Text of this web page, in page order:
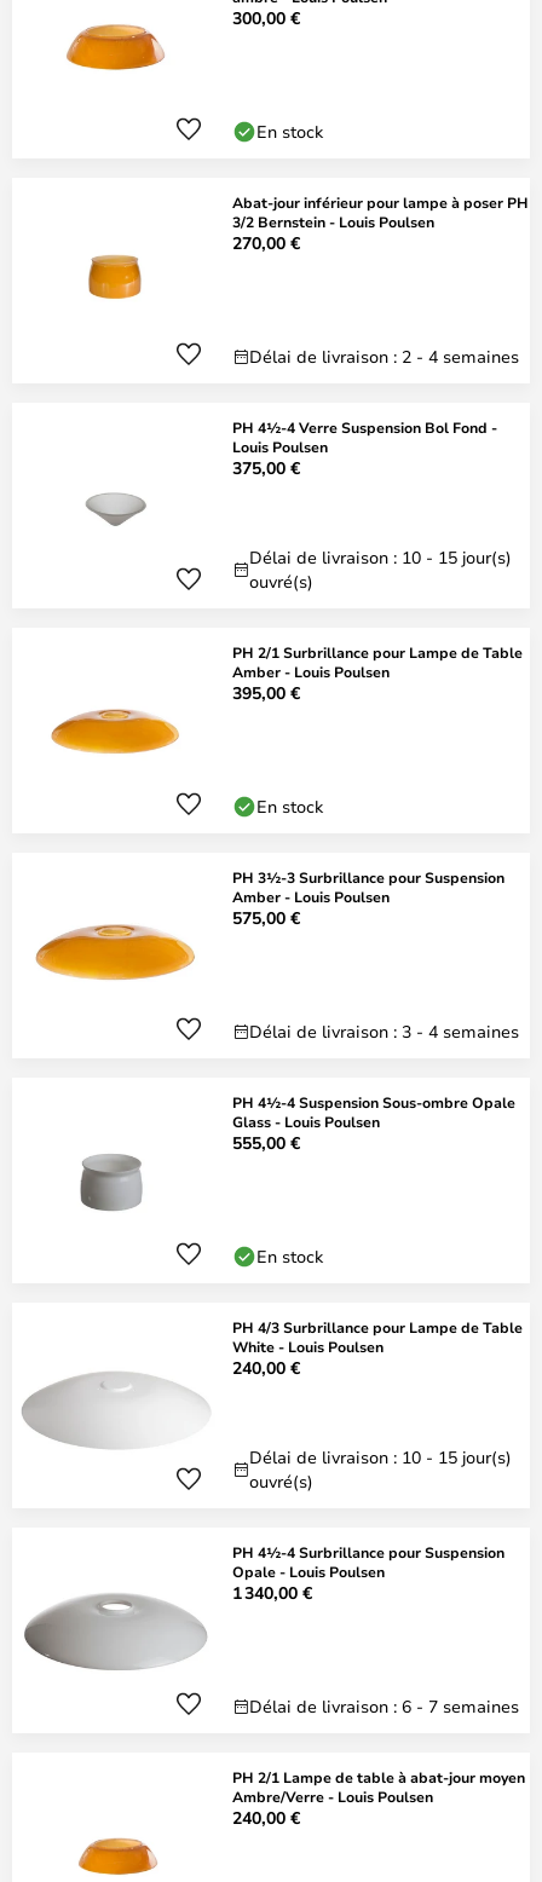
300,00 €
En stock
Abat-jour inférieur pour lampe à poser PH
3/2 Bernstein - Louis Poulsen
270,00 €
Délai de livraison : 2 - 4 semaines
PH 4½-4 Verre Suspension Bol Fond -
Louis Poulsen
375,00 €
Délai de livraison : 10 - 15 jour(s)
ouvré(s)
PH 2/1 Surbrillance pour Lampe de Table
Amber - Louis Poulsen
395,00 €
En stock
PH 3½-3 Surbrillance pour Suspension
Amber - Louis Poulsen
575,00 €
Délai de livraison : 3 - 4 semaines
PH 4½-4 Suspension Sous-ombre Opale
Glass - Louis Poulsen
555,00 €
En stock
PH 4/3 Surbrillance pour Lampe de Table
White - Louis Poulsen
240,00 €
Délai de livraison : 10 - 15 jour(s)
ouvré(s)
PH 4½-4 Surbrillance pour Suspension
Opale - Louis Poulsen
1 340,00 €
Délai de livraison : 6 - 7 semaines
PH 2/1 Lampe de table à abat-jour moyen
Ambre/Verre - Louis Poulsen
240,00 €